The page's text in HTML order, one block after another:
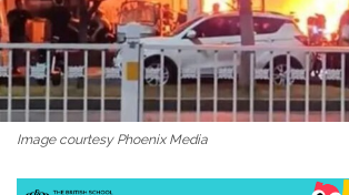
Image courtesy Phoenix Media